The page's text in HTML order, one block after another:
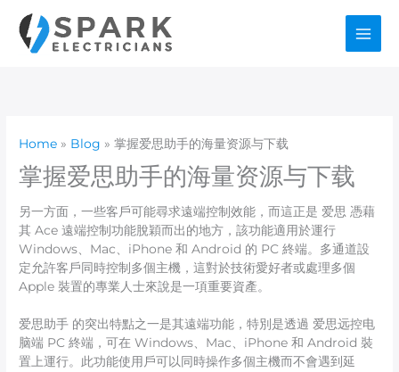
content
Home Blog 掌握爱思助手的海量资源与下载
掌握爱思助手的海量资源与下载
另一方面，一些客戶可能尋求遠端控制效能，而這正是 爱思 憑藉
其 Ace 遠端控制功能脫穎而出的地方，該功能適用於運行
Windows、Mac、iPhone 和 Android 的 PC 終端。多通道設
定允許客戶同時控制多個主機，這對於技術愛好者或處理多個
Apple 裝置的專業人士來說是一項重要資產。
爱思助手 的突出特點之一是其遠端功能，特別是透過 爱思远控电
脑端 PC 終端，可在 Windows、Mac、iPhone 和 Android 裝
置上運行。此功能使用戶可以同時操作多個主機而不會遇到延